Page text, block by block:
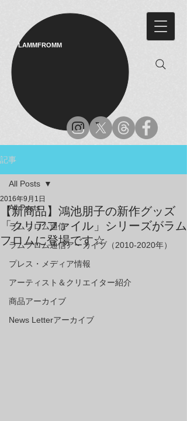
LAMMFROMM​
記事
All Posts
ラムフロム通信
ラムフロム通信アーカイブ（2010-2020年）
プレス・メディア情報
アーティスト＆クリエイター紹介
商品アーカイブ
News Letterアーカイブ
All Posts
【新商品】鴻池朋子の新作グッズ
「クリアファイル」シリーズがラム
フロムに登場です☆
2016年9月1日